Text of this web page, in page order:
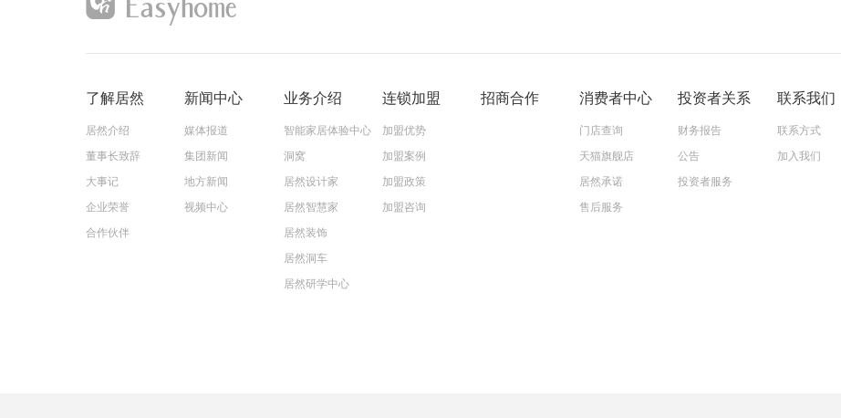
了解居然
居然介绍
董事长致辞
大事记
企业荣誉
合作伙伴
新闻中心
媒体报道
集团新闻
地方新闻
视频中心
业务介绍
智能家居体验中心
洞窝
居然设计家
居然智慧家
居然装饰
居然洞车
居然研学中心
连锁加盟
加盟优势
加盟案例
加盟政策
加盟咨询
招商合作 消费者中心
门店查询
天猫旗舰店
居然承诺
售后服务
投资者关系
财务报告
公告
投资者服务
联系我们
联系方式
加入我们